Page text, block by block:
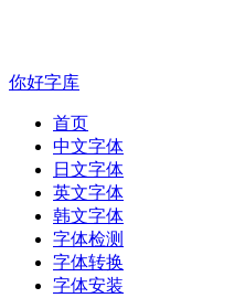
你好字库
首页
中文字体
日文字体
英文字体
韩文字体
字体检测
字体转换
字体安装